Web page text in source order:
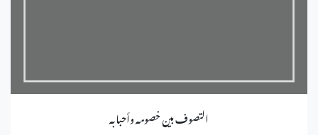
التصوف بين خصومه وأحبابه